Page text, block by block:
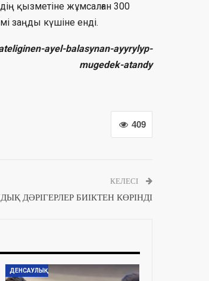
қызметіне жұмсалған 300
заңды күшіне енді.
ayel-balasynan-ayyrylyp-
mugedek-atandy
409
КЕЛЕСІ
ДӘРІГЕРЛЕР БИІКТЕН КӨРІНДІ
ДЕНСАУЛЫҚ